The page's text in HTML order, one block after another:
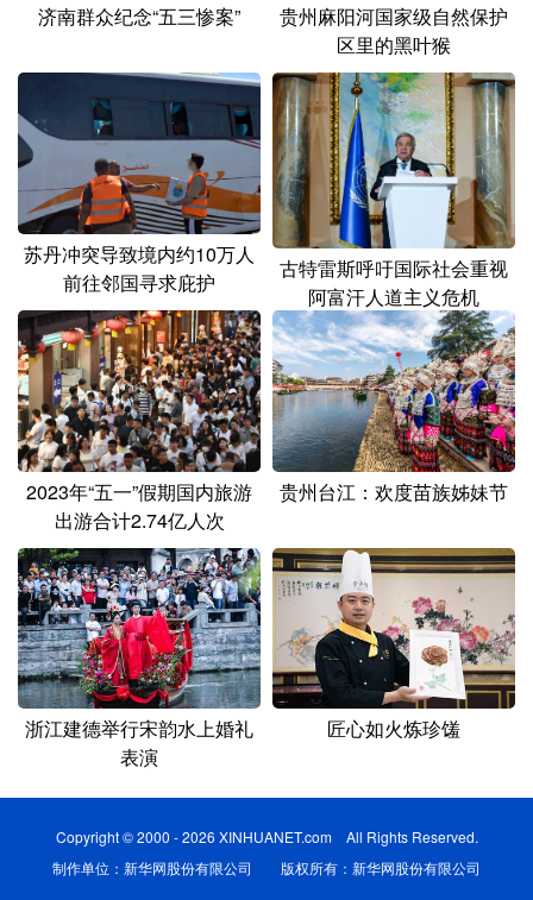
黑龙江
多语种频道
English Español Français عربى
Русский язык 日本語 한국어
Deutsch Português
济南群众纪念“五三惨案”
贵州麻阳河国家级自然保护
区里的黑叶猴
苏丹冲突导致境内约10万人
前往邻国寻求庇护
古特雷斯呼吁国际社会重视
阿富汗人道主义危机
2023年“五一”假期国内旅游
出游合计2.74亿人次
贵州台江：欢度苗族姊妹节
浙江建德举行宋韵水上婚礼
表演
匠心如火炼珍馐
Copyright © 2000 - 2026 XINHUANET.com All Rights Reserved.
制作单位：新华网股份有限公司 版权所有：新华网股份有限公司